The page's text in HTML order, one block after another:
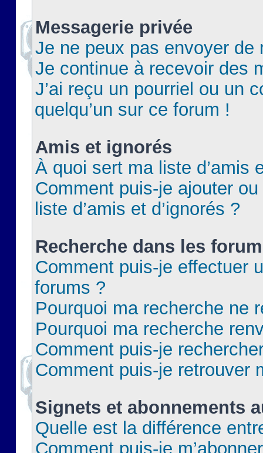
Messagerie privée
Je ne peux pas envoyer de
Je continue à recevoir des
J’ai reçu un pourriel ou un
quelqu’un sur ce forum !
Amis et ignorés
À quoi sert ma liste d’amis
Comment puis-je ajouter
liste d’amis et d’ignorés ?
Recherche dans les
Comment puis-je effectuer
forums ?
Pourquoi ma recherche ne
Pourquoi ma recherche
Comment puis-je
Comment puis-je retrouver
Signets et abonnements
Quelle est la différence
Comment puis-je